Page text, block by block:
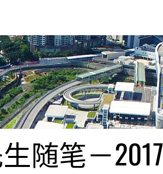
随笔－